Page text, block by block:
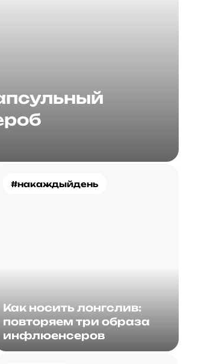
#накаждыйдень
Как носить лонгслив:
повторяем три образа
инфлюенсеров